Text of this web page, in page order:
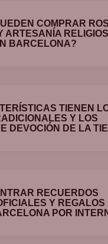
COMPRAR
ARTESANÍA
BARCELONA?
TIENEN
Y LOS
DEVOCIÓN DE LA
RECUERDOS
Y REGALOS
POR